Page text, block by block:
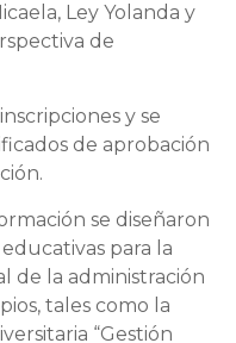
Ley Yolanda y
de
y se
de aprobación
se diseñaron
para la
de la administración
tales como la
“Gestión